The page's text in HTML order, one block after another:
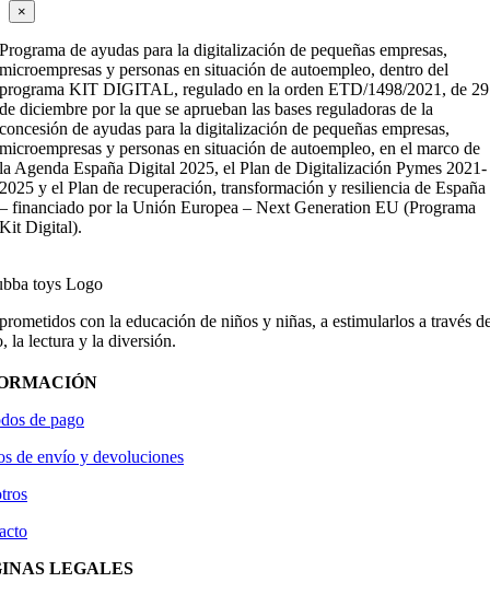
×
Programa de ayudas para la digitalización de pequeñas empresas,
microempresas y personas en situación de autoempleo, dentro del
programa KIT DIGITAL, regulado en la orden ETD/1498/2021, de 29
de diciembre por la que se aprueban las bases reguladoras de la
concesión de ayudas para la digitalización de pequeñas empresas,
microempresas y personas en situación de autoempleo, en el marco de
la Agenda España Digital 2025, el Plan de Digitalización Pymes 2021-
2025 y el Plan de recuperación, transformación y resiliencia de España
– financiado por la Unión Europea – Next Generation EU (Programa
Kit Digital).
con la educación de niños y niñas, a estimularlos a través
la lectura y la diversión.
de pago
de envío y devoluciones
LEGALES